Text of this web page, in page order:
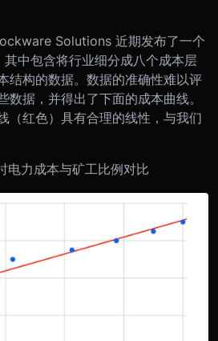
Solutions 近期发布了一个
其中包含将行业细分成八个成本层
结构的数据。数据的准确性难以评
数据，并得出了下面的成本曲线。
（红色）具有合理的线性，与我们
电力成本与矿工比例对比